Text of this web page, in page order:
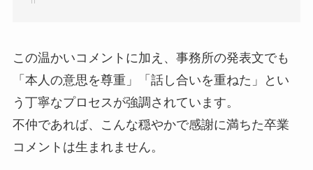
この温かいコメントに加え、事務所の発表文でも
「本人の意思を尊重」「話し合いを重ねた」とい
う丁寧なプロセスが強調されています。
不仲であれば、こんな穏やかで感謝に満ちた卒業
コメントは生まれません。